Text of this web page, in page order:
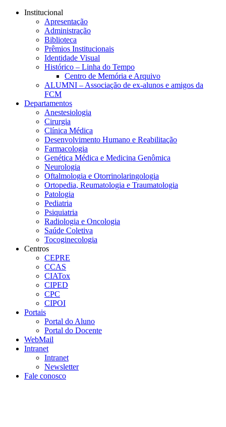
Conteúdo principal
Institucional
Apresentação
Administração
Biblioteca
Prêmios Institucionais
Identidade Visual
Histórico – Linha do Tempo
Centro de Memória e Arquivo
ALUMNI – Associação de ex-alunos e amigos da
FCM
Departamentos
Anestesiologia
Cirurgia
Clínica Médica
Desenvolvimento Humano e Reabilitação
Farmacologia
Genética Médica e Medicina Genômica
Neurologia
Oftalmologia e Otorrinolaringologia
Ortopedia, Reumatologia e Traumatologia
Patologia
Pediatria
Psiquiatria
Radiologia e Oncologia
Saúde Coletiva
Tocoginecologia
Centros
CEPRE
CCAS
CIATox
CIPED
CPC
CIPOI
Portais
Portal do Aluno
Portal do Docente
WebMail
Intranet
Intranet
Newsletter
Fale conosco